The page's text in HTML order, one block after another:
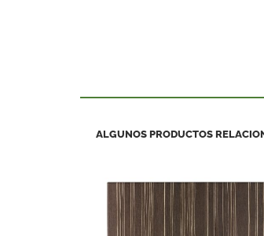
ALGUNOS PRODUCTOS